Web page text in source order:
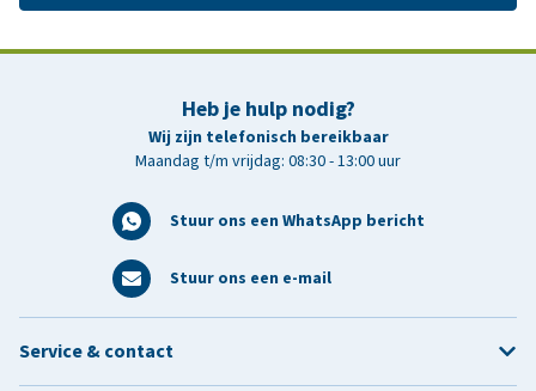
Heb je hulp nodig?
Wij zijn telefonisch bereikbaar
Maandag t/m vrijdag: 08:30 - 13:00 uur
Stuur ons een WhatsApp bericht
Stuur ons een e-mail
Service & contact